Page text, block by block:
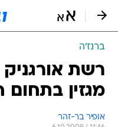
ברנז'ה
רשת
מגזין בתחום
אופיר בר-זהר